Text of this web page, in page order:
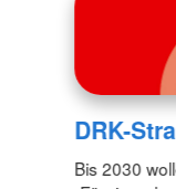
DRK-
Bis 2030